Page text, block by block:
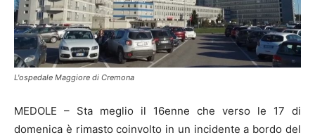
L'ospedale Maggiore di Cremona
MEDOLE – Sta meglio il 16enne che verso le 17 di
domenica è rimasto coinvolto in un incidente a bordo del